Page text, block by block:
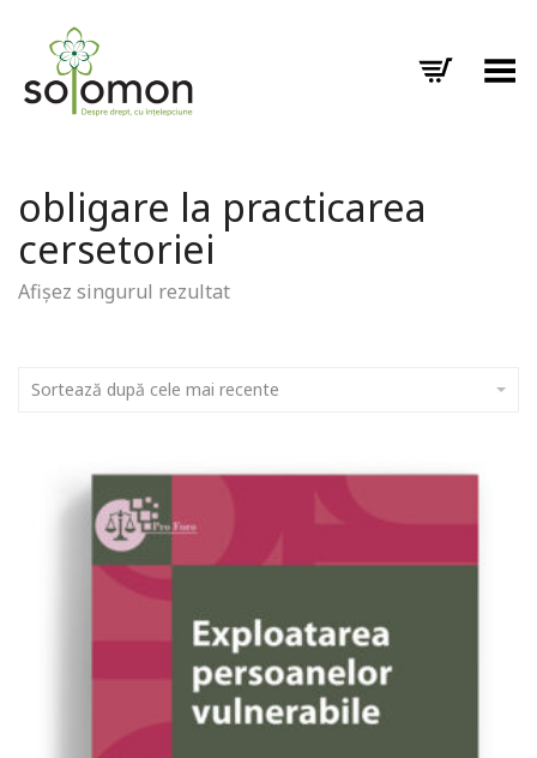
Toggle Menu
obligare la practicarea
cersetoriei
Afișez singurul rezultat
Sortează după cele mai recente